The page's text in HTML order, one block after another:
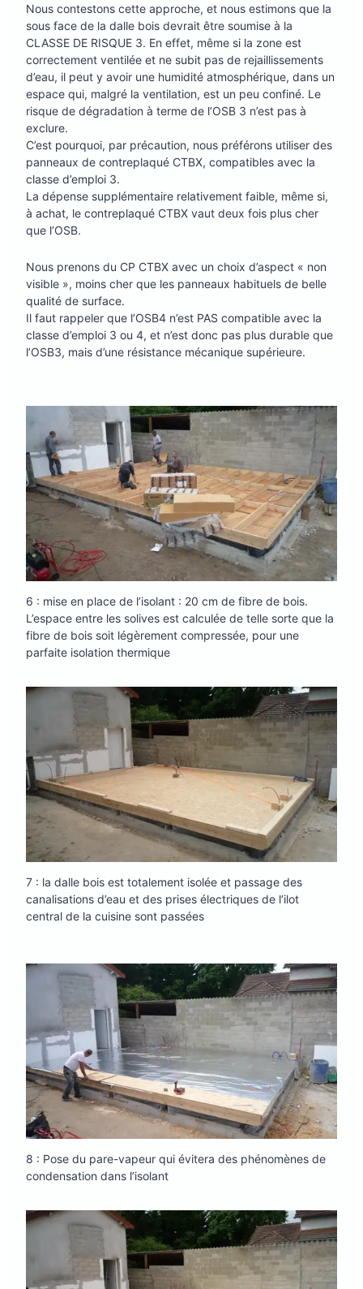
Nous contestons cette approche, et nous estimons que la
sous face de la dalle bois devrait être soumise à la
CLASSE DE RISQUE 3. En effet, même si la zone est
correctement ventilée et ne subit pas de rejaillissements
d’eau, il peut y avoir une humidité atmosphérique, dans un
espace qui, malgré la ventilation, est un peu confiné. Le
risque de dégradation à terme de l’OSB 3 n’est pas à
exclure.
C’est pourquoi, par précaution, nous préférons utiliser des
panneaux de contreplaqué CTBX, compatibles avec la
classe d’emploi 3.
La dépense supplémentaire relativement faible, même si,
à achat, le contreplaqué CTBX vaut deux fois plus cher
que l’OSB.
Nous prenons du CP CTBX avec un choix d’aspect « non
visible », moins cher que les panneaux habituels de belle
qualité de surface.
Il faut rappeler que l’OSB4 n’est PAS compatible avec la
classe d’emploi 3 ou 4, et n’est donc pas plus durable que
l’OSB3, mais d’une résistance mécanique supérieure.
6 : mise en place de l’isolant : 20 cm de fibre de bois.
L’espace entre les solives est calculée de telle sorte que la
fibre de bois soit légèrement compressée, pour une
parfaite isolation thermique
7 : la dalle bois est totalement isolée et passage des
canalisations d’eau et des prises électriques de l’ilot
central de la cuisine sont passées
8 : Pose du pare-vapeur qui évitera des phénomènes de
condensation dans l’isolant